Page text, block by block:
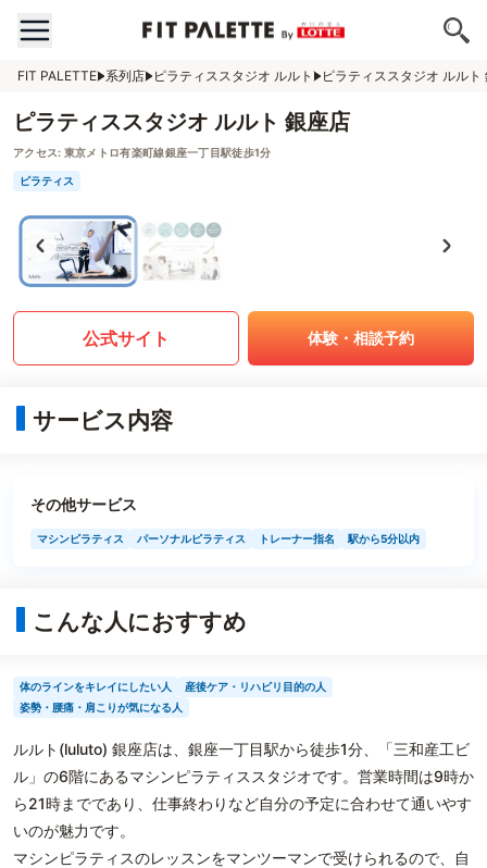
FIT PALETTE 系列店 ピラティススタジオ ルルト ピラティススタジオ ルルト
ピラティススタジオ ルルト 銀座店
アクセス: 東京メトロ有楽町線銀座一丁目駅徒歩1分
ピラティス
公式サイト 体験・相談予約
サービス内容
その他サービス
マシンピラティス パーソナルピラティス トレーナー指名 駅から5分以内
こんな人におすすめ
体のラインをキレイにしたい人
産後ケア・リハビリ目的の人
姿勢・腰痛・肩こりが気になる人
ルルト(luluto) 銀座店は、銀座一丁目駅から徒歩1分、「三和産工ビ
ル」の6階にあるマシンピラティススタジオです。営業時間は9時か
ら21時までであり、仕事終わりなど自分の予定に合わせて通いやす
いのが魅力です。
マシンピラティスのレッスンをマンツーマンで受けられるので、自